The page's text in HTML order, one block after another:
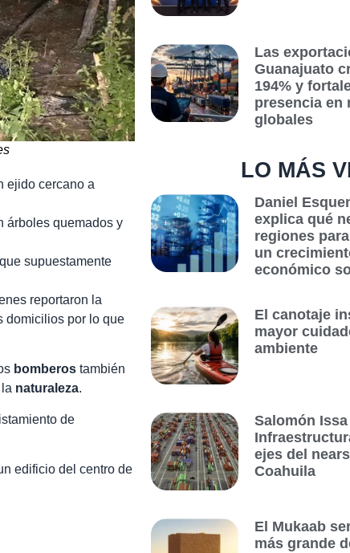
ejido cercano a
árboles quemados y
supuestamente
reportaron la
domicilios por lo que
bomberos también
naturaleza.
de
edificio del centro de
Las
Guanajuato
194% y
presencia en
globales
LO MÁS
Daniel
explica qué
regiones
un
económico
El canotaje
mayor
ambiente
Salomón
ejes del
Coahuila
El Mukaab
más grande